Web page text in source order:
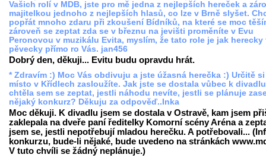
Vašich rolí v MDB, jste pro mě jedna z nejlepších hereček a
majitelkou jednoho z nejlepších hlasů, co lze v Brně slyšet.
popřát mnoho zdaru při zkoušení Bídníků, na které se moc
zároveň se zeptat zda se v březnu na jevišti proměníte v Evu
Peronovou v muzikálu Evita, myslím, že tato role je jak herecky
pěvecky přímo ro Vás. jan456
Dobrý den, děkuji... Evitu budu opravdu hrát.
* Zdravím :) Moc Vás obdivuju a jste úžasná herečka :) Určitě si
místo v Křídlech zasloužíte. Jak jste se dostala vůbec k
chtěla sem se zeptat, jestli náhodu nevíte, jestli se plánuje
nějaký konkurz? Děkuju za odpověď..Inka
Moc děkuji. K divadlu jsem se dostala v Ostravě, kam jsem
zaklepala na dveře paní ředitelky Komorní scény Aréna a
jsem se, jestli nepotřebují mladou herečku. A potřebovali...
konkurzu, bude-li nějaké, bude uvedeno na stránkách
V tuto chvíli se žádný neplánuje.)